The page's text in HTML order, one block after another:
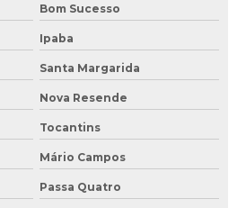
Bom Sucesso
Ipaba
Santa Margarida
Nova Resende
Tocantins
Mário Campos
Passa Quatro